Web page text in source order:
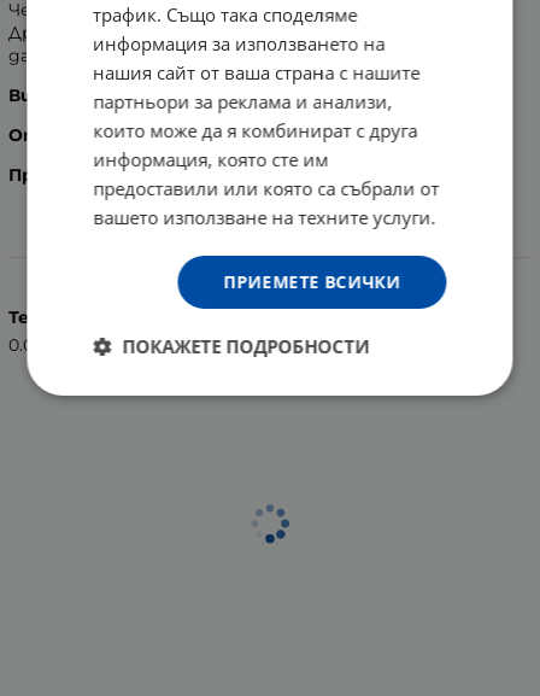
Четка за зъби за ежедневна употреба.
Дръжката е от негъвкава пластмаса, затова трябва
да се внимава при употреба.
Вид:
Medium.
Опаковка:1 брой.
Произведена в Индия.
Характеристики
Тегло (кг.)
0.01
трафик. Също така споделяме
информация за използването на
нашия сайт от ваша страна с нашите
партньори за реклама и анализи,
които може да я комбинират с друга
информация, която сте им
предоставили или която са събрали от
вашето използване на техните услуги.
ПРИЕМЕТЕ ВСИЧКИ
ПОКАЖЕТЕ ПОДРОБНОСТИ